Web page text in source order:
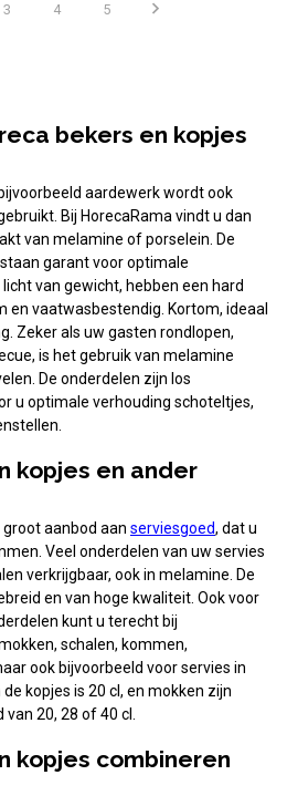
3 4 5
bekers en kopjes
aardewerk wordt ook
Bij HorecaRama vindt u dan
van melamine of porselein. De
garant voor optimale
van gewicht, hebben een hard
en vaatwasbestendig. Kortom, ideaal
Zeker als uw gasten rondlopen,
is het gebruik van melamine
De onderdelen zijn los
u optimale verhouding schoteltjes,
kopjes en ander
groot aanbod aan serviesgoed, dat u
Veel onderdelen van uw servies
verkrijgbaar, ook in melamine. De
en van hoge kwaliteit. Ook voor
kunt u terecht bij
schalen, kommen,
ook bijvoorbeeld voor servies in
kopjes is 20 cl, en mokken zijn
20, 28 of 40 cl.
kopjes combineren